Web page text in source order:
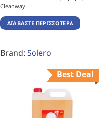
Cleanway
ΔΙΑΒΆΣΤΕ ΠΕΡΙΣΣΌΤΕΡΑ
Brand: Solero
Best Deal